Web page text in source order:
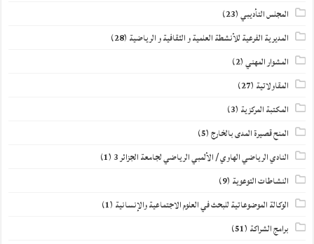
المجلس التأديبي(23)
المديرية الفرعية للأنشطة العلمية و الثقافية و الرياضية (28)
المشوار المهني(2)
المقاولاتية (27)
المكتبة المركزية (3)
المنح قصيرة المدى بالخارج(5)
النادي الرياضي الهاوي / الألمبي الرياضي لجامعة الجزائر 3 (1)
النشاطات التوعوية (9)
الوكالة الموضوعاتية للبحث في العلوم الاجتماعية والإنسانية (1)
برامج الشراكة (51)